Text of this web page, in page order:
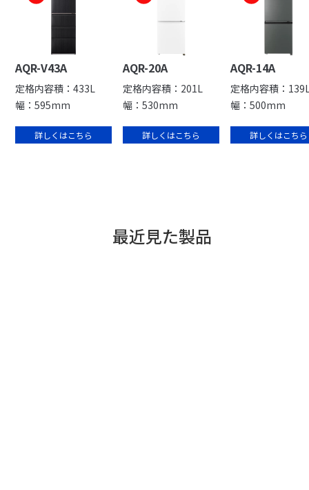
AQR-V43A
定格内容積：433L
幅：595mm
詳しくはこちら
AQR-20A
定格内容積：201L
幅：530mm
詳しくはこちら
AQR-14A
定格内容積：
幅：500mm
詳しくはこちら
最近見た製品